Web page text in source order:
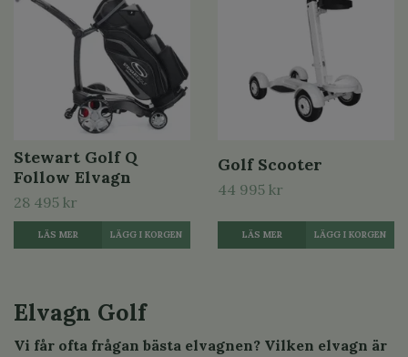
Stewart Golf Q
Follow Elvagn
28 495 kr
LÄS MER LÄGG I KORGEN
Golf Scooter
44 995 kr
LÄS MER LÄGG I KORGEN
Elvagn Golf
Vi får ofta frågan bästa elvagnen? Vilken elvagn är